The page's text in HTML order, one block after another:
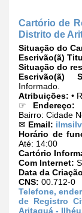
Cartório de
Distrito de
Situação do
Escrivão(ã)
Situação do
Escrivão(ã)
Informado.
Atribuições: •
☞ Endereço:
Bairro: Cidade
✉ Email:
Horário de
Até: 14:00
Cartório
Com Internet:
Data da
CNS: 00.712-0
Telefone,
de Registro
Aritaguá -